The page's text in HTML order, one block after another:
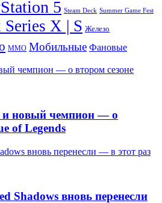
5 Steam Deck Summer Game Fest
X | S Железо
ММО Мобильные Фановые
чемпион — о втором сезоне
и новый чемпион — о
of Legends
вновь перенесли — в этот раз
Shadows вновь перенесли